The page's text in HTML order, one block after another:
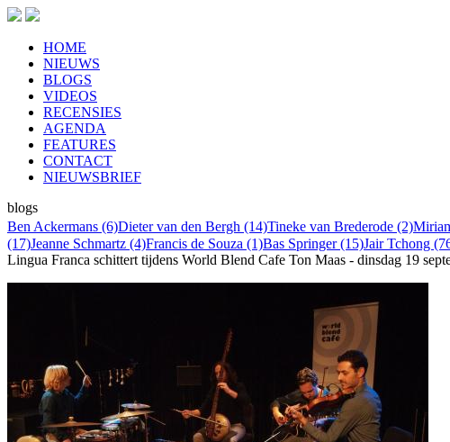
HOME
NIEUWS
BLOGS
VIDEOS
RECENSIES
AGENDA
FEATURES
CONTACT
NIEUWSBRIEF
blogs
Ben Ackermans (6)Dieter van den Bergh (14)Tineke van Brederode (2)
(17)Jeanne Schmartz (4)Francis de Souza (1)Bas Springer (15)Jair Tchong
Lingua Franca schittert tijdens World Blend Cafe Ton Maas - dinsdag 19